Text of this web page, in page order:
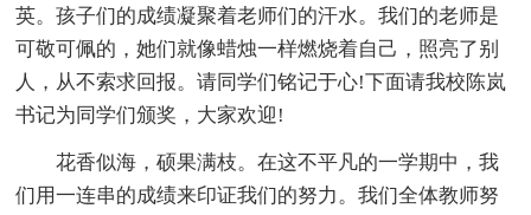
英。孩子们的成绩凝聚着老师们的汗水。我们的老师是
可敬可佩的，她们就像蜡烛一样燃烧着自己，照亮了别
人，从不索求回报。请同学们铭记于心!下面请我校陈岚
书记为同学们颁奖，大家欢迎!
花香似海，硕果满枝。在这不平凡的一学期中，我
们用一连串的成绩来印证我们的努力。我们全体教师努